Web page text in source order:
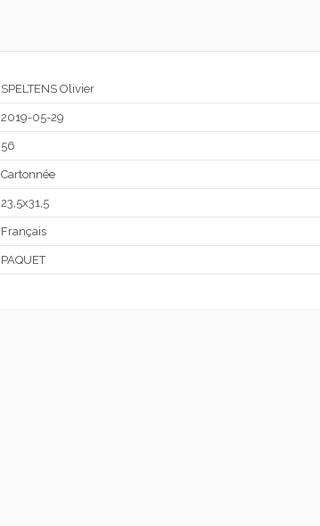
SPELTENS Olivier
2019-05-29
56
Cartonnée
23,5x31,5
Français
PAQUET